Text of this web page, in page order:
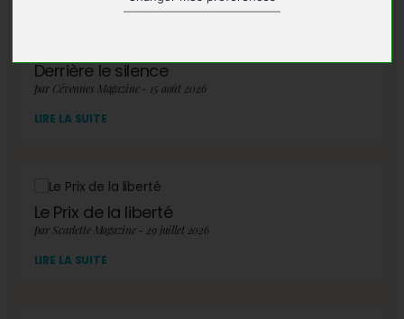
Derrière le silence
par Cévennes Magazine - 15 août 2026
LIRE LA SUITE
Le Prix de la liberté
par Scarlette Magazine - 29 juillet 2026
LIRE LA SUITE